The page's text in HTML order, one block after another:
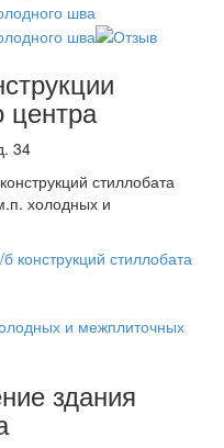
центра
34
стиллобата
холодных и
здания